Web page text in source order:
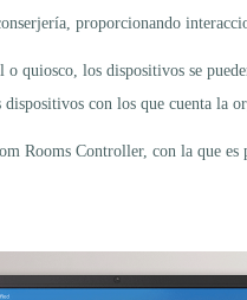
proporcionando
o quiosco, los dispositivos se
con los que cuenta la
Rooms Controller, con la que